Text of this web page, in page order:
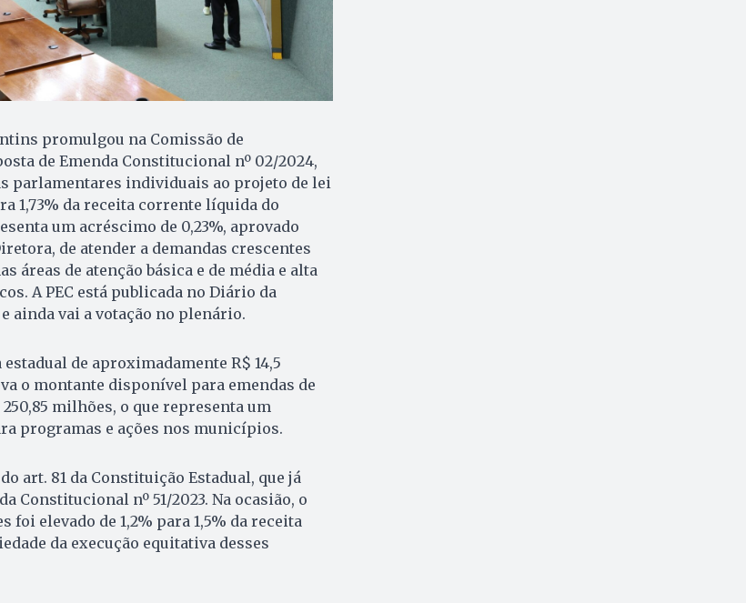
promulgou na Comissão de
de Emenda Constitucional nº 02/2024,
parlamentares individuais ao projeto de lei
1,73% da receita corrente líquida do
um acréscimo de 0,23%, aprovado
de atender a demandas crescentes
áreas de atenção básica e de média e alta
A PEC está publicada no Diário da
ainda vai a votação no plenário.
de aproximadamente R$ 14,5
o montante disponível para emendas de
milhões, o que representa um
programas e ações nos municípios.
art. 81 da Constituição Estadual, que já
Constitucional nº 51/2023. Na ocasião, o
elevado de 1,2% para 1,5% da receita
da execução equitativa desses